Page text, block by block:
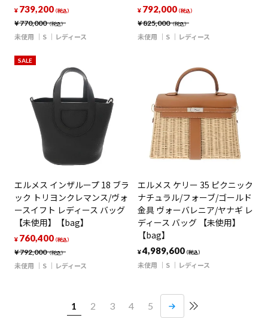
¥770,000（税込）
¥ 739,200（税込）
未使用 S レディース
¥825,000（税込）
¥ 792,000（税込）
未使用 S レディース
SALE
エルメス インザループ 18 ブラ
ック トリヨンクレマンス/ヴォ
ースイフト レディース バッグ
【未使用】【bag】
¥792,000（税込）
¥ 760,400（税込）
未使用 S レディース
エルメス ケリー 35 ピクニック
ナチュラル/フォーブ/ゴールド
金具 ヴォーバレニア/ヤナギ レ
ディース バッグ 【未使用】
【bag】
¥4,989,600（税込）
未使用 S レディース
1 2 3 4 5